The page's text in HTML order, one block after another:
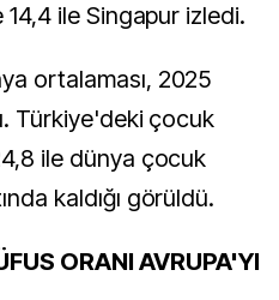
ile Singapur izledi.
ortalaması, 2025
Türkiye'deki çocuk
ile dünya çocuk
kaldığı görüldü.
ORANI AVRUPA'YI